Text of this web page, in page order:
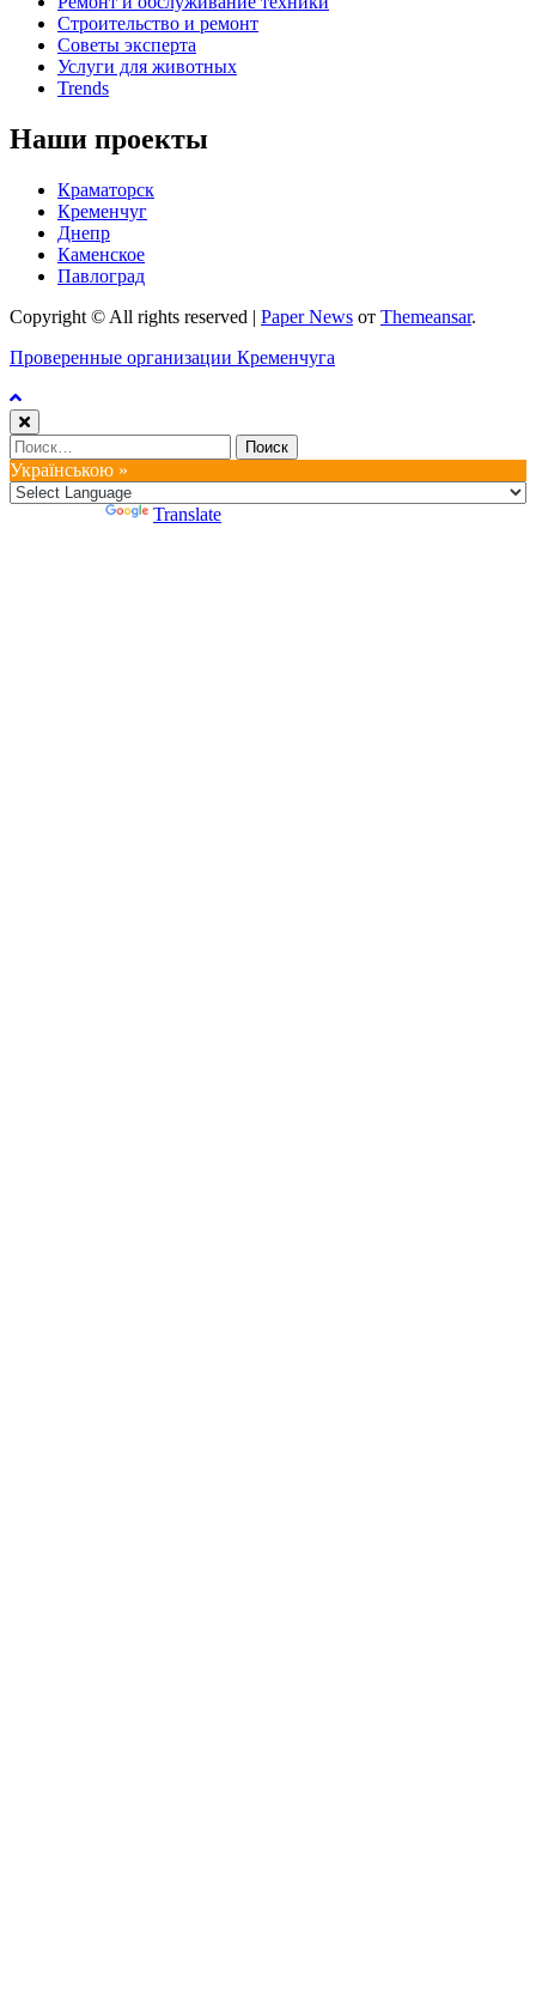
Строительство и ремонт
Советы эксперта
Услуги для животных
Trends
Наши проекты
Краматорск
Кременчуг
Днепр
Каменское
Павлоград
Copyright © All rights reserved | Paper News от Themeansar.
Проверенные организации Кременчуга
Найти:
Українською »
Translate